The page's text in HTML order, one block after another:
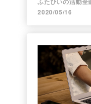
2020/05/16